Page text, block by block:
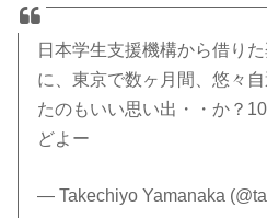
日本学生支援機構から借り
に、東京で数ヶ月間、悠々
たのもいい思い出・・か？
どよー
— Takechiyo Yamanaka